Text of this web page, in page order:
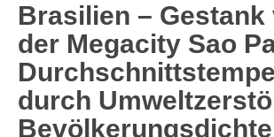
Brasilien –
der Megacity Sao
durch